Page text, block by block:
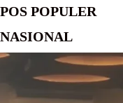
POS POPULER
NASIONAL